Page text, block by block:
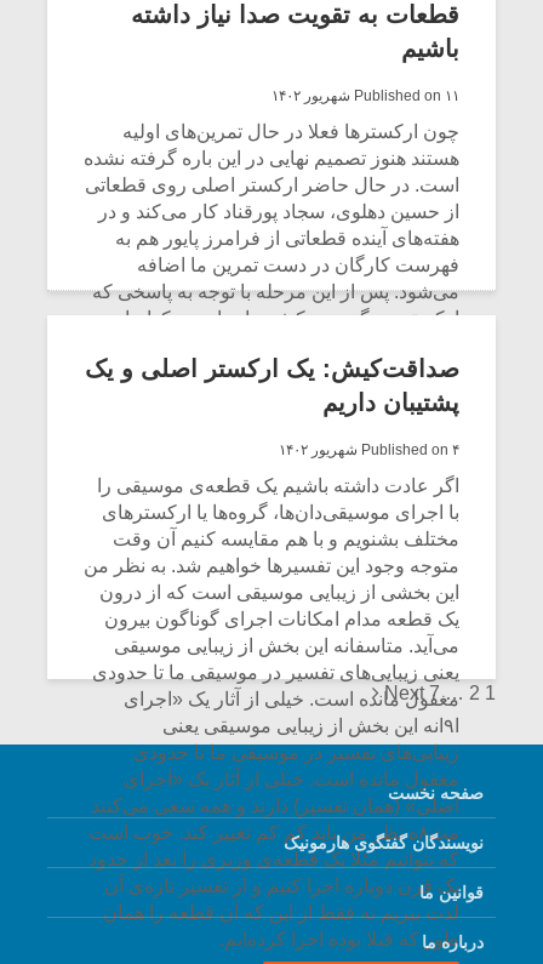
CONTINUE READING
قطعات به تقویت صدا نیاز داشته
باشیم
Published on ۱۱ شهریور ۱۴۰۲
چون ارکسترها فعلا در حال تمرین‌های اولیه
هستند هنوز تصمیم نهایی در این باره گرفته نشده
است. در حال حاضر ارکستر اصلی روی قطعاتی
از حسین دهلوی، سجاد پورقناد کار می‌کند و در
هفته‌های آینده قطعاتی از فرامرز پایور هم به
فهرست کارگان در دست تمرین ما اضافه
می‌شود. پس از این مرحله با توجه به پاسخی که
ارکستر می‌گیریم و کیفیت اجرای هر کدام از
برنامه‌ای را تثبیت و در نهایت برای اولین کنسرت
اجرا کنیم.
CONTINUE READING
صداقت‌کیش: یک ارکستر اصلی و یک
پشتیبان داریم
Published on ۴ شهریور ۱۴۰۲
اگر عادت داشته باشیم یک قطعه‌ی موسیقی را
با اجرای موسیقی‌دان‌ها، گروه‌ها یا ارکسترهای
مختلف بشنویم و با هم مقایسه کنیم آن وقت
متوجه وجود این تفسیرها خواهیم شد. به نظر من
این بخشی از زیبایی موسیقی است که از درون
یک قطعه مدام امکانات اجرای گوناگون بیرون
می‌آید. متاسفانه این بخش از زیبایی موسیقی
یعنی زیبایی‌های تفسیر در موسیقی ما تا حدودی
مغفول مانده است. خیلی از آثار یک «اجرای
ا۹انه این بخش از زیبایی موسیقی یعنی
زیبایی‌های تفسیر در موسیقی ما تا حدودی
مغفول مانده است. خیلی از آثار یک «اجرای
اصلی» (همان تفسیر) دارند و همه سعی می‌کنند
مث۸ه نظر من باید کم کم تغییر کند. خوب است
که بتوانیم مثلا یک قطعه‌ی وزیری را بعد از حدود
یک قرن دوباره اجرا کنیم و از تفسیر تازه‌ی آن
لذت ببریم نه فقط از این که آن قطعه را همان
طور که قبلا بوده اجرا کرده‌ایم.
Posts
navigation
1
2
…
7
Next
صفحه نخست
نویسندگان گفتگوی هارمونیک
قوانین ما
درباره ما